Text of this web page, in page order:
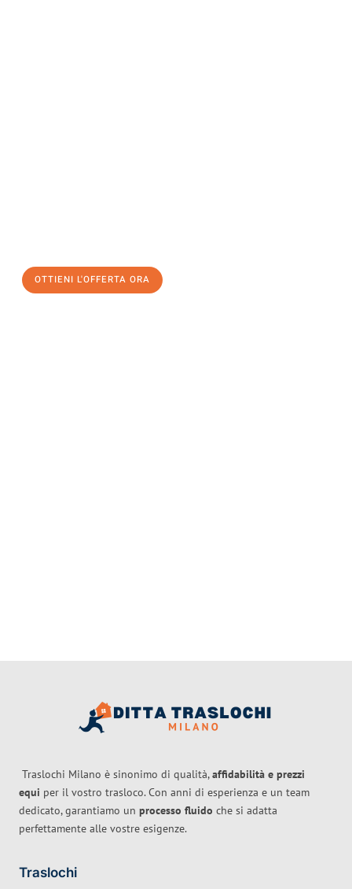
OTTIENI L'OFFERTA ORA
Traslochi Milano è sinonimo di qualità,affidabilità e prezzi
equi per il vostro trasloco. Con anni di esperienza e un team
dedicato, garantiamo un processo fluido che si adatta
perfettamente alle vostre esigenze.
Traslochi